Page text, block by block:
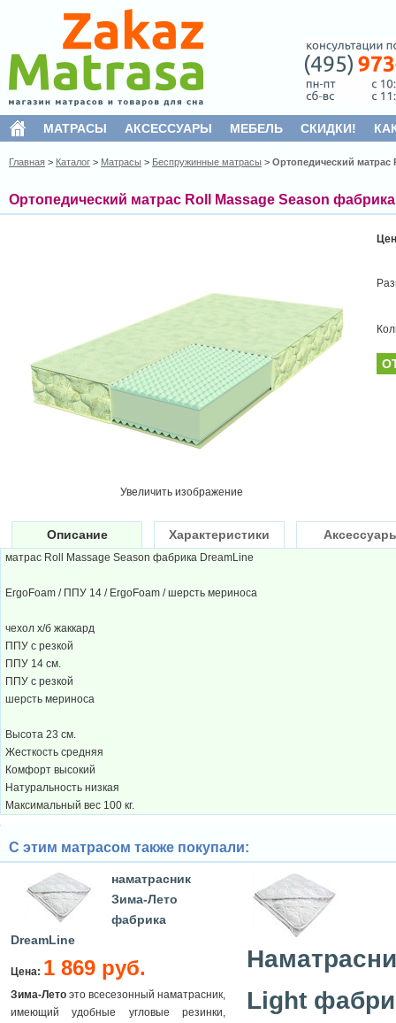
МАТРАСЫ АКСЕССУАРЫ МЕБЕЛЬ СКИДКИ!
Главная > Каталог > Матрасы > Беспружинные матрасы > Ортопедический матрас
Ортопедический матрас Roll Massage Season
Увеличить изображение
Описание Характеристики
матрас Roll Massage Season фабрика DreamLine
ErgoFoam / ППУ 14 / ErgoFoam / шерсть мериноса
чехол х/б жаккард
ППУ с резкой
ППУ 14 см.
ППУ с резкой
шерсть мериноса
Высота 23 см.
Жесткость средняя
Комфорт высокий
Натуральность низкая
Максимальный вес 100 кг.
С этим матрасом также покупали:
наматрасник
Зима-Лето
фабрика
DreamLine
Цена: 1 869 руб.
Зима-Лето это всесезонный наматрасник,
имеющий удобные угловые резинки,
Light